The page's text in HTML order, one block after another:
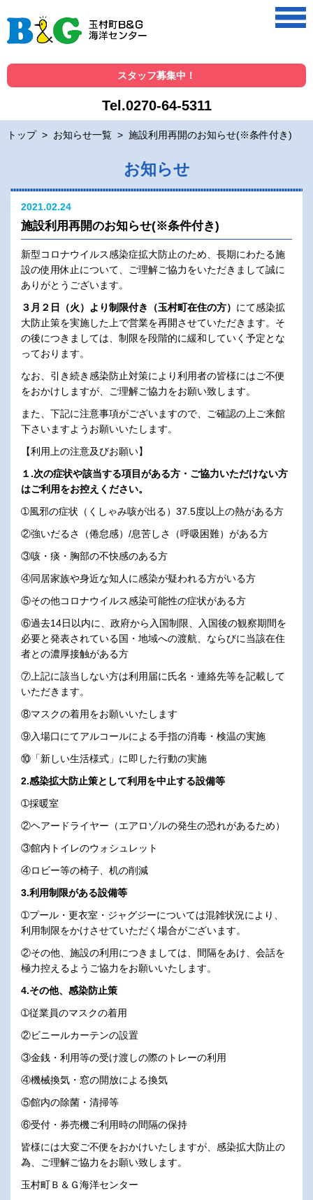
スタッフ募集中！
Tel.0270-64-5311
トップ > お知らせ一覧 > 施設利用再開のお知らせ(※条件付き)
お知らせ
2021.02.24
施設利用再開のお知らせ(※条件付き)
新型コロナウイルス感染症拡大防止のため、長期にわたる施
設の使用休止について、ご理解ご協力をいただきまして誠に
ありがとうございます。
３月２日（火）より制限付き（玉村町在住の方） にて感染拡
大防止策を実施した上で営業を再開させていただきます。そ
の後につきましては、制限を段階的に緩和していく予定とな
っております。
なお、引き続き感染防止対策により利用者の皆様にはご不便
をおかけしますが、ご理解ご協力をお願い致します。
また、下記に注意事項がございますので、ご確認の上ご来館
下さいますようお願いいたします。
【利用上の注意及びお願い】
１.次の症状や該当する項目がある方・ご協力いただけない方
はご利用をお控えください。
➀風邪の症状（くしゃみ咳が出る）37.5度以上の熱がある方
②強いだるさ（倦怠感）/息苦しさ（呼吸困難）がある方
③咳・痰・胸部の不快感のある方
④同居家族や身近な知人に感染が疑われる方がいる方
⑤その他コロナウイルス感染可能性の症状がある方
⑥過去14日以内に、政府から入国制限、入国後の観察期間を
必要と発表されている国・地域への渡航、ならびに当該在住
者との濃厚接触がある方
⑦上記に該当しない方は利用届に氏名・連絡先等を記載して
いただきます。
⑧マスクの着用をお願いいたします
⑨入場口にてアルコールによる手指の消毒・検温の実施
⑩「新しい生活様式」に即した行動の実施
2.感染拡大防止策として利用を中止する設備等
➀採暖室
②ヘアードライヤー（エアロゾルの発生の恐れがあるため）
③館内トイレのウォシュレット
④ロビー等の椅子、机の削減
3.利用制限がある設備等
➀プール・更衣室・ジャグジーについては混雑状況により、
利用制限をかけさせていただく場合がございます。
②その他、施設の利用につきましては、間隔をあけ、会話を
極力控えるようご協力をお願いいたします。
4.その他、感染防止策
➀従業員のマスクの着用
②ビニールカーテンの設置
③金銭・利用等の受け渡しの際のトレーの利用
④機械換気・窓の開放による換気
⑤館内の除菌・清掃等
⑥受付・券売機ご利用時の間隔の保持
皆様には大変ご不便をおかけいたしますが、感染拡大防止の
為、ご理解ご協力をお願い致します。
玉村町Ｂ＆Ｇ海洋センター